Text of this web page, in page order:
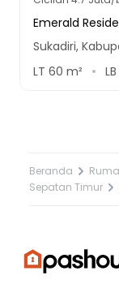
Emerald
Sukadiri,
LT 60 m² LB
Beranda
Sepatan Timur